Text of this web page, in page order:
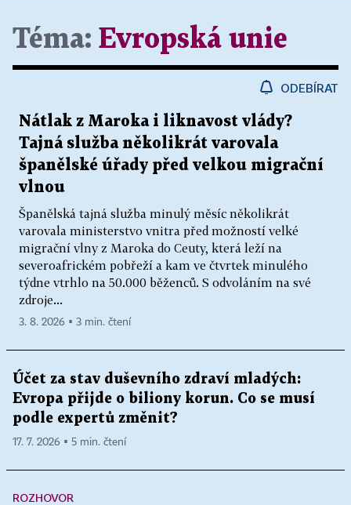
Téma: Evropská unie
ODEBÍRAT
Nátlak z Maroka i liknavost vlády?
Tajná služba několikrát varovala
španělské úřady před velkou migrační
vlnou
Španělská tajná služba minulý měsíc několikrát
varovala ministerstvo vnitra před možností velké
migrační vlny z Maroka do Ceuty, která leží na
severoafrickém pobřeží a kam ve čtvrtek minulého
týdne vtrhlo na 50.000 běženců. S odvoláním na své
zdroje...
3. 8. 2026 ▪ 3 min. čtení
Účet za stav duševního zdraví mladých:
Evropa přijde o biliony korun. Co se musí
podle expertů změnit?
17. 7. 2026 ▪ 5 min. čtení
ROZHOVOR